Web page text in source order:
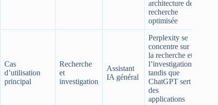
architecture de
recherche
optimisée
Cas
d’utilisation
principal
Recherche
et
investigation
Assistant
IA général
Perplexity se
concentre sur
la recherche et
l’investigation
tandis que
ChatGPT sert
des
applications